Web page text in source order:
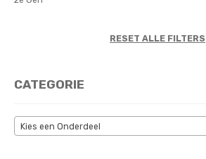
SERVICE / ONDERHOUDRESET ALLE FILTERS
CATEGORIE
Kies een Onderdeel